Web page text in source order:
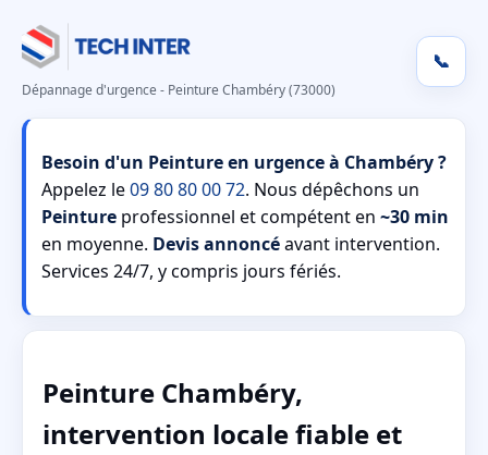
Dépannage d'urgence - Peinture Chambéry (73000)
📞
Besoin d'un Peinture en urgence à Chambéry ?
Appelez le09 80 80 00 72. Nous dépêchons un
Peinture professionnel et compétent en ~30 min
en moyenne. Devis annoncéavant intervention.
Services 24/7, y compris jours fériés.
Peinture Chambéry,
intervention locale fiable et